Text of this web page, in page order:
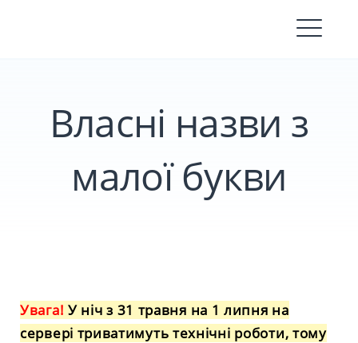
Власні назви з
малої букви
Увага! У ніч з 31 травня на 1 липня на
сервері триватимуть технічні роботи, тому